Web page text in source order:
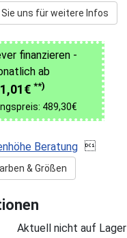
uns für weitere Infos
finanzieren -
ab
**)
489,30€

& Größen
Aktuell nicht auf Lager